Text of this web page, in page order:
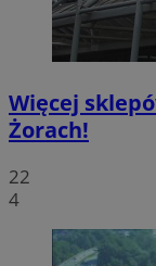
Więcej
Żorach!
22
4